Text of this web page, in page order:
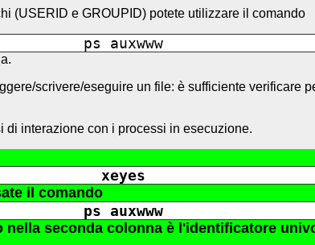
(USERID e GROUPID) potete utilizzare il comando
ps auxwww
scrivere/eseguire un file: è sufficiente verificare
interazione con i processi in esecuzione.
xeyes
il comando
ps auxwww
seconda colonna è l'identificatore